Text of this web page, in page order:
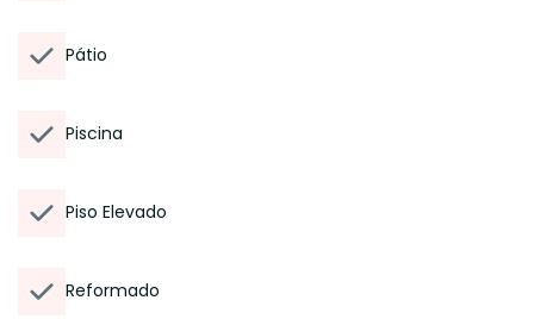
Pátio
Piscina
Piso Elevado
Reformado